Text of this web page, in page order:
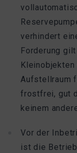
verhindert
Forderung
Kleinobjekten
Aufstellraum
frostfrei, gut
keinem
Vor der
ist die